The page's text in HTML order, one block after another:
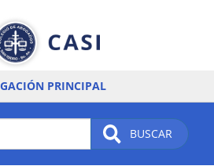
PRINCIPAL
BUSCAR